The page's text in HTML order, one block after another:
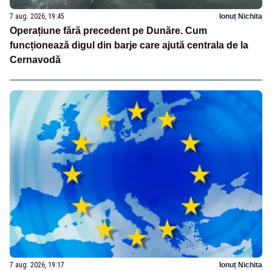
7 aug. 2026, 19:45 Ionuț Nichita
Operațiune fără precedent pe Dunăre. Cum
funcționează digul din barje care ajută centrala de la
Cernavodă
7 aug. 2026, 19:17 Ionuț Nichita